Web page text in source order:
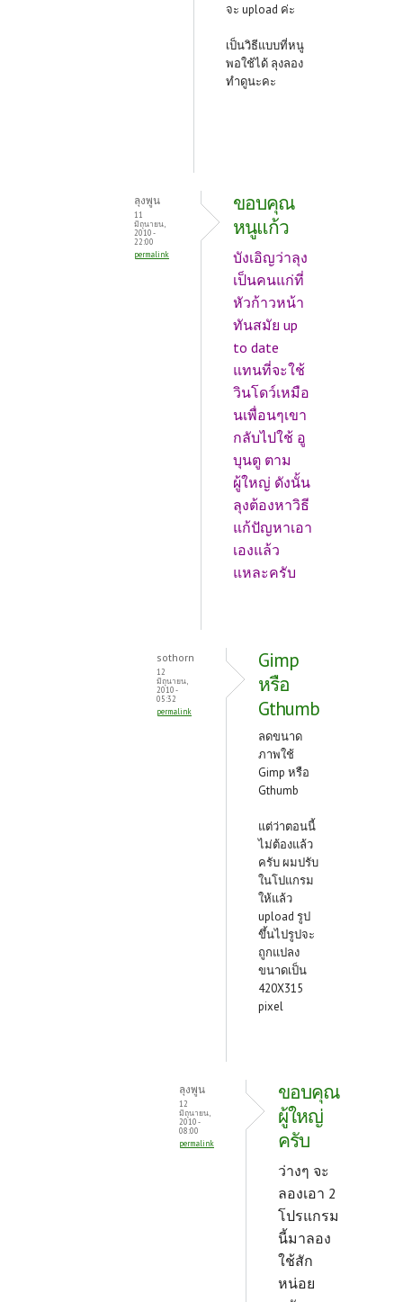
จะ upload ค่ะ
เป็นวิธีแบบที่หนู
พอใช้ได้ ลุงลอง
ทำดูนะคะ
ลุงพูน
11
มิถุนายน,
2010 -
22:00
permalink
ขอบคุณ
หนูแก้ว
บังเอิญว่าลุง
เป็นคนแก่ที่
หัวก้าวหน้า
ทันสมัย up
to date
แทนที่จะใช้
วินโดว์เหมือ
นเพื่อนๆเขา
กลับไปใช้ อู
บุนตู ตาม
ผู้ใหญ่ ดังนั้น
ลุงต้องหาวิธี
แก้ปัญหาเอา
เองแล้ว
แหละครับ
sothorn
12
มิถุนายน,
2010 -
05:32
permalink
Gimp
หรือ
Gthumb
ลดขนาด
ภาพใช้
Gimp หรือ
Gthumb
แต่ว่าตอนนี้
ไม่ต้องแล้ว
ครับ ผมปรับ
ในโปแกรม
ให้แล้ว
upload รูป
ขึ้นไปรูปจะ
ถูกแปลง
ขนาดเป็น
420X315
pixel
ลุงพูน
12
มิถุนายน,
2010 -
08:00
permalink
ขอบคุณ
ผู้ใหญ่
ครับ
ว่างๆ จะ
ลองเอา 2
โปรแกรม
นี้มาลอง
ใช้สัก
หน่อย